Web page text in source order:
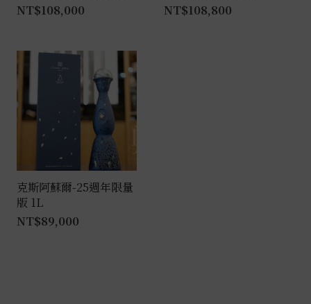
NT$108,000
NT$108,800
克斯阿蘇爾-25週年限量
版 1L
NT$89,000